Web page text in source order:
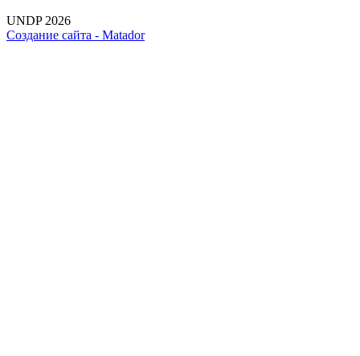
UNDP 2026
Создание сайта - Matador